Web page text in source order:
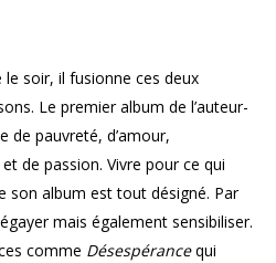
le soir, il fusionne ces deux
Le premier album de l’auteur-
de pauvreté, d’amour,
de passion. Vivre pour ce qui
son album est tout désigné. Par
mais également sensibiliser.
comme Désespérancequi